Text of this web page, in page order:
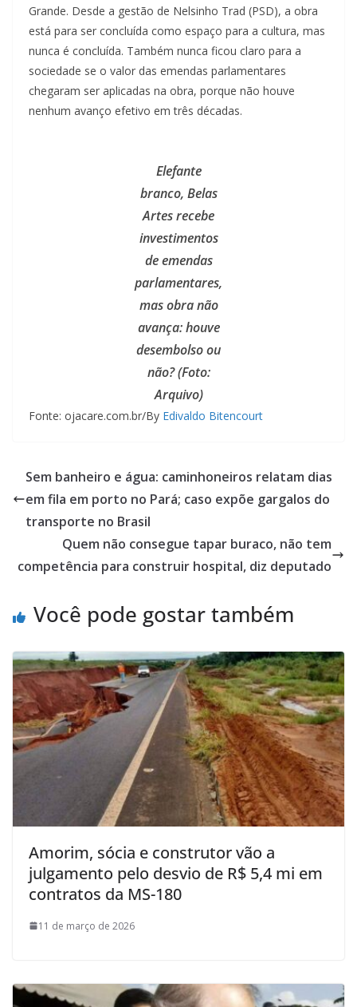
Grande. Desde a gestão de Nelsinho Trad (PSD), a obra
está para ser concluída como espaço para a cultura, mas
nunca é concluída. Também nunca ficou claro para a
sociedade se o valor das emendas parlamentares
chegaram ser aplicadas na obra, porque não houve
nenhum avanço efetivo em três décadas.
Elefante
branco, Belas
Artes recebe
investimentos
de emendas
parlamentares,
mas obra não
avança: houve
desembolso ou
não? (Foto:
Arquivo)
Fonte: ojacare.com.br/By Edivaldo Bitencourt
Sem banheiro e água: caminhoneiros relatam dias
em fila em porto no Pará; caso expõe gargalos do
transporte no Brasil
Quem não consegue tapar buraco, não tem
competência para construir hospital, diz deputado
Você pode gostar também
Amorim, sócia e construtor vão a
julgamento pelo desvio de R$ 5,4 mi em
contratos da MS-180
11 de março de 2026